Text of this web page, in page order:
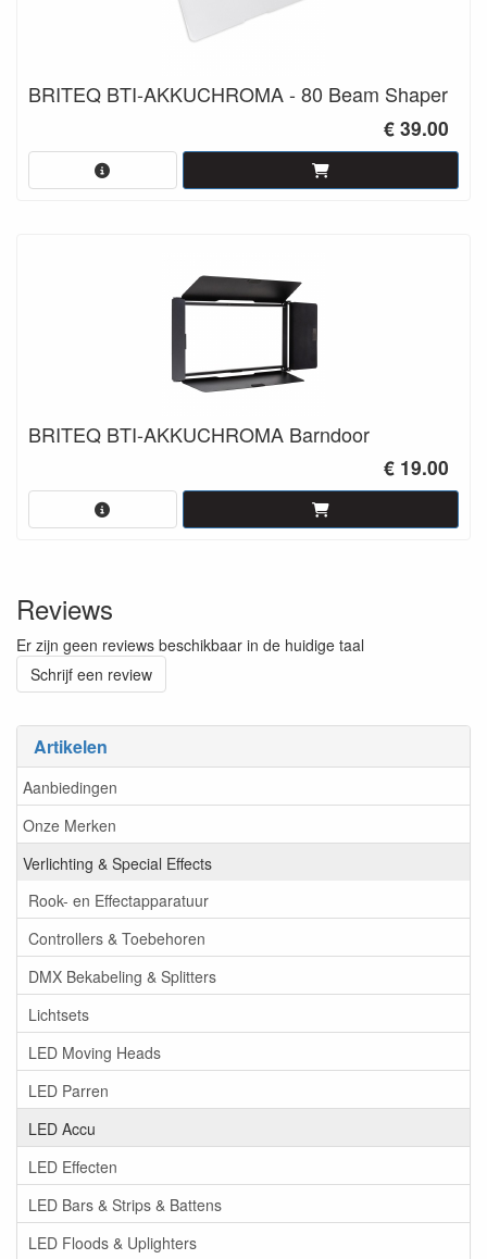
Artikelen
Aanbiedingen
Onze Merken
Verlichting & Special Effects
Rook- en Effectapparatuur
Controllers & Toebehoren
DMX Bekabeling & Splitters
Lichtsets
LED Moving Heads
LED Parren
LED Accu
LED Effecten
LED Bars & Strips & Battens
LED Floods & Uplighters
BRITEQ BTI-AKKUCHROMA - 80 Beam Shaper
€ 39.00
BRITEQ BTI-AKKUCHROMA Barndoor
€ 19.00
Reviews
Er zijn geen reviews beschikbaar in de huidige taal
Schrijf een review